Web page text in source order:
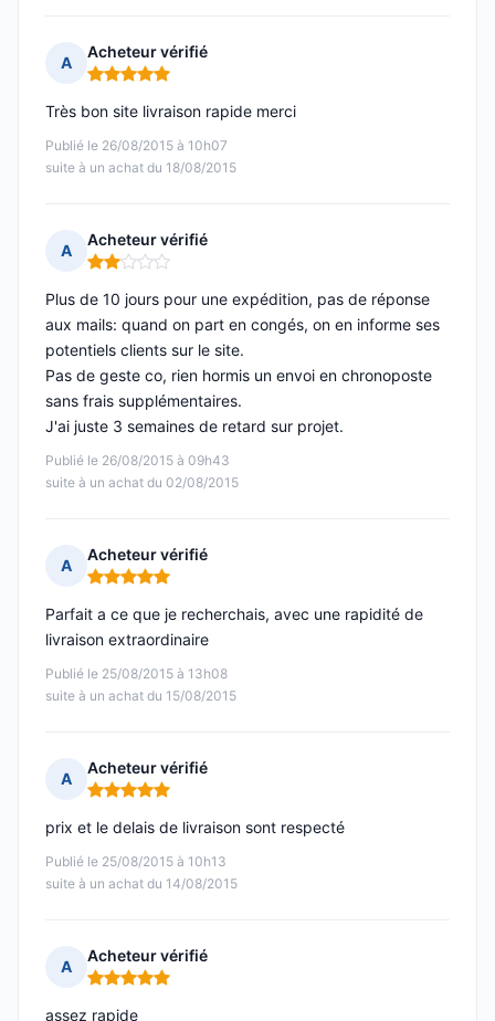
A
Acheteur vérifié
Note : 5 sur 5
Publié le 26/08/2015 à 10h07
suite à un achat du 18/08/2015
Très bon site livraison rapide merci
A
Acheteur vérifié
Note : 2 sur 5
Publié le 26/08/2015 à 09h43
suite à un achat du 02/08/2015
Plus de 10 jours pour une expédition, pas de réponse
aux mails: quand on part en congés, on en informe ses
potentiels clients sur le site.
Pas de geste co, rien hormis un envoi en chronoposte
sans frais supplémentaires.
J'ai juste 3 semaines de retard sur projet.
A
Acheteur vérifié
Note : 5 sur 5
Publié le 25/08/2015 à 13h08
suite à un achat du 15/08/2015
Parfait a ce que je recherchais, avec une rapidité de
livraison extraordinaire
A
Acheteur vérifié
Note : 5 sur 5
Publié le 25/08/2015 à 10h13
suite à un achat du 14/08/2015
prix et le delais de livraison sont respecté
A
Acheteur vérifié
Note : 5 sur 5
assez rapide